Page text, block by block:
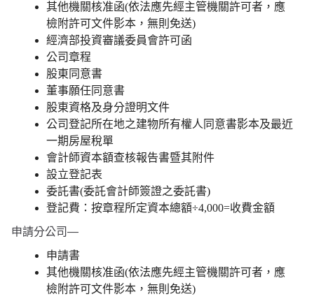
其他機關核准函(依法應先經主管機關許可者，應
檢附許可文件影本，無則免送)
經濟部投資審議委員會許可函
公司章程
股東同意書
董事願任同意書
股東資格及身分證明文件
公司登記所在地之建物所有權人同意書影本及最近
一期房屋稅單
會計師資本額查核報告書暨其附件
設立登記表
委託書(委託會計師簽證之委託書)
登記費：按章程所定資本總額÷4,000=收費金額
申請分公司—
申請書
其他機關核准函(依法應先經主管機關許可者，應
檢附許可文件影本，無則免送)